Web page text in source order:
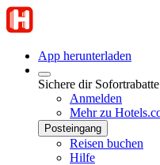
App herunterladen
Sichere dir
Anmelden
Mehr zu
Posteingang
Reisen buchen
Hilfe